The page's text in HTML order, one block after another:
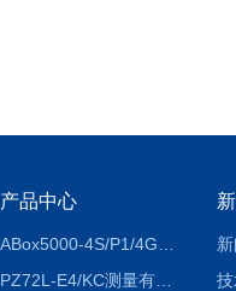
产品中心
PZ72L-E4/KC测量有功电能（EPI/EPE）嵌入式电表